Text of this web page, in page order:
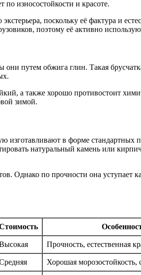
по износостойкости и красоте.
поскольку её фактура и
поэтому её активно
путем обжига глин. Такая
а также хорошо противостоит
зимой.
изготавливают в форме
натуральный камень или кирпич,
Однако по прочности она
Прочность, естественная
Хорошая морозостойкость,